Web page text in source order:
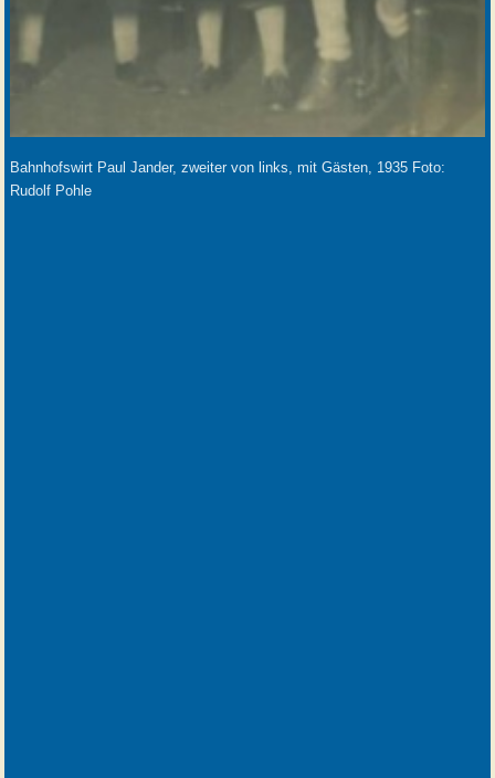
Bahnhofswirt Paul Jander, zweiter von links, mit Gästen, 1935 Foto:
Rudolf Pohle